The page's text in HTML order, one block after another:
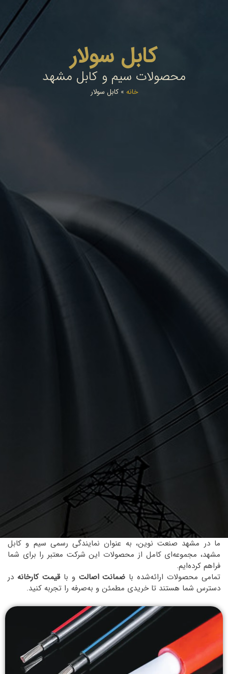
کابل سولار
محصولات سیم و کابل مشهد
خانه »کابل سولار
ما در مشهد صنعت نوین، به عنوان نمایندگی رسمی سیم و کابل
مشهد، مجموعه‌ای کامل از محصولات این شرکت معتبر را برای شما
فراهم کرده‌ایم.
تمامی محصولات ارائه‌شده با ضمانت اصالت و باقیمت کارخانه در
دسترس شما هستند تا خریدی مطمئن و به‌صرفه را تجربه کنید.